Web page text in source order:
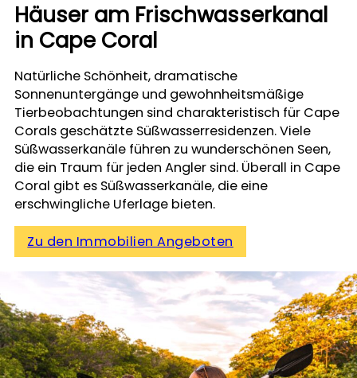
Häuser am Frischwasserkanal
in Cape Coral
Natürliche Schönheit, dramatische
Sonnenuntergänge und gewohnheitsmäßige
Tierbeobachtungen sind charakteristisch für Cape
Corals geschätzte Süßwasserresidenzen. Viele
Süßwasserkanäle führen zu wunderschönen Seen,
die ein Traum für jeden Angler sind. Überall in Cape
Coral gibt es Süßwasserkanäle, die eine
erschwingliche Uferlage bieten.
Zu den Immobilien Angeboten